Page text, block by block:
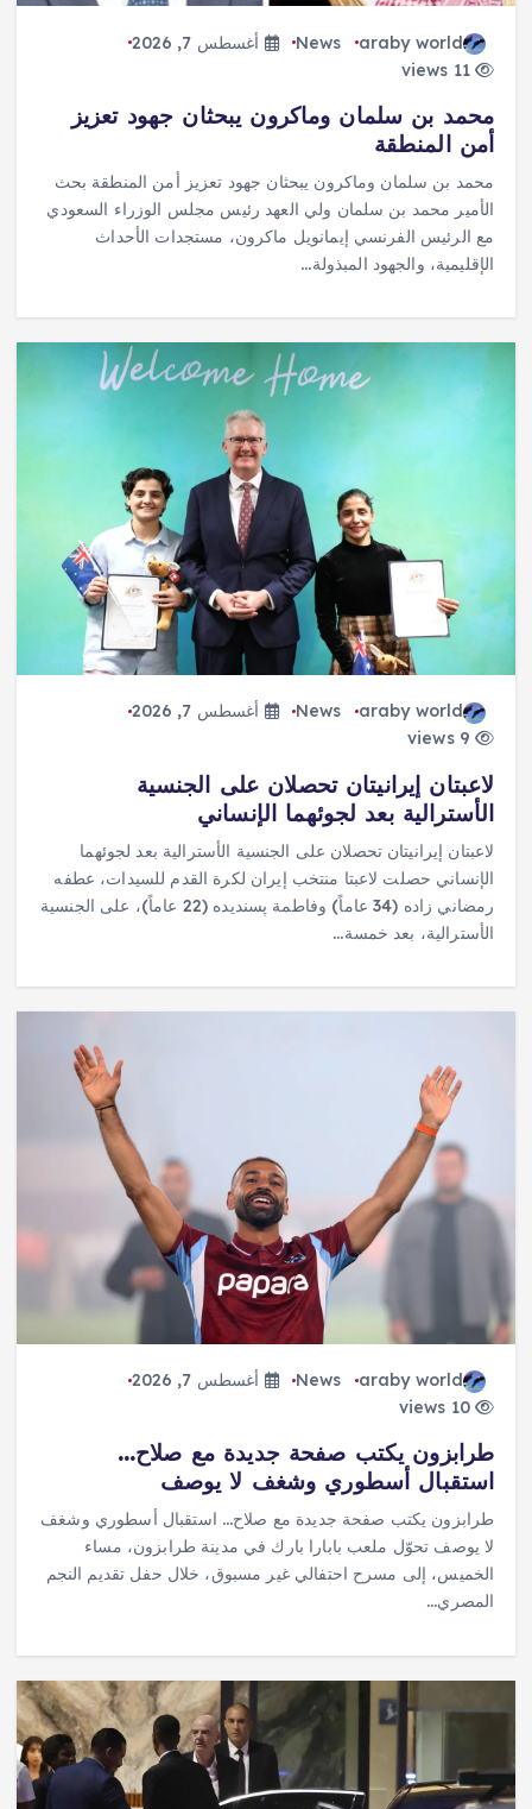
araby world
News
أغسطس 7, 2026
11 views
محمد بن سلمان وماكرون يبحثان جهود تعزيز
أمن المنطقة
محمد بن سلمان وماكرون يبحثان جهود تعزيز أمن المنطقة بحث
الأمير محمد بن سلمان ولي العهد رئيس مجلس الوزراء السعودي
مع الرئيس الفرنسي إيمانويل ماكرون، مستجدات الأحداث
الإقليمية، والجهود المبذولة…
araby world
News
أغسطس 7, 2026
9 views
لاعبتان إيرانيتان تحصلان على الجنسية
الأسترالية بعد لجوئهما الإنساني
لاعبتان إيرانيتان تحصلان على الجنسية الأسترالية بعد لجوئهما
الإنساني حصلت لاعبتا منتخب إيران لكرة القدم للسيدات، عطفه
رمضاني زاده (34 عاماً) وفاطمة پسنديده (22 عاماً)، على الجنسية
الأسترالية، بعد خمسة…
araby world
News
أغسطس 7, 2026
10 views
طرابزون يكتب صفحة جديدة مع صلاح…
استقبال أسطوري وشغف لا يوصف
طرابزون يكتب صفحة جديدة مع صلاح… استقبال أسطوري وشغف
لا يوصف تحوّل ملعب بابارا بارك في مدينة طرابزون، مساء
الخميس، إلى مسرح احتفالي غير مسبوق، خلال حفل تقديم النجم
المصري…